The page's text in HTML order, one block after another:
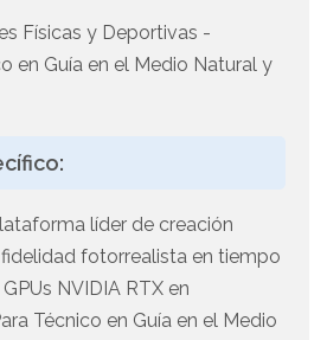
Físicas y Deportivas -
en Guía en el Medio Natural y
líder de creación
fotorrealista en tiempo
NVIDIA RTX en
Técnico en Guía en el Medio